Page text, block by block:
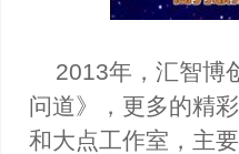
2013年，汇智博
问道》，更多的精
和大点工作室，主